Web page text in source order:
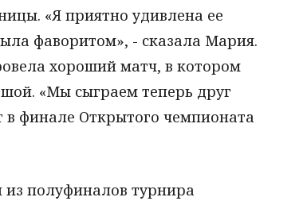
«Я приятно удивлена ее
фаворитом», - сказала Мария.
хороший матч, в котором
«Мы сыграем теперь друг
в финале Открытого чемпионата
из полуфиналов турнира